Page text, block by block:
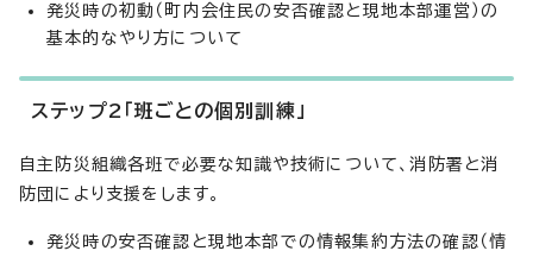
発災時の初動（町内会住民の安否確認と現地本部運営）の
基本的なやり方について
ステップ2「班ごとの個別訓練」
自主防災組織各班で必要な知識や技術について、消防署と消
防団により支援をします。
発災時の安否確認と現地本部での情報集約方法の確認（情